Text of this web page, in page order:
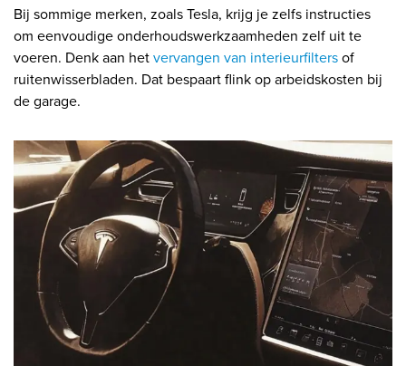
Bij sommige merken, zoals Tesla, krijg je zelfs instructies
om eenvoudige onderhoudswerkzaamheden zelf uit te
voeren. Denk aan hetvervangen van interieurfiltersof
ruitenwisserbladen. Dat bespaart flink op arbeidskosten bij
de garage.